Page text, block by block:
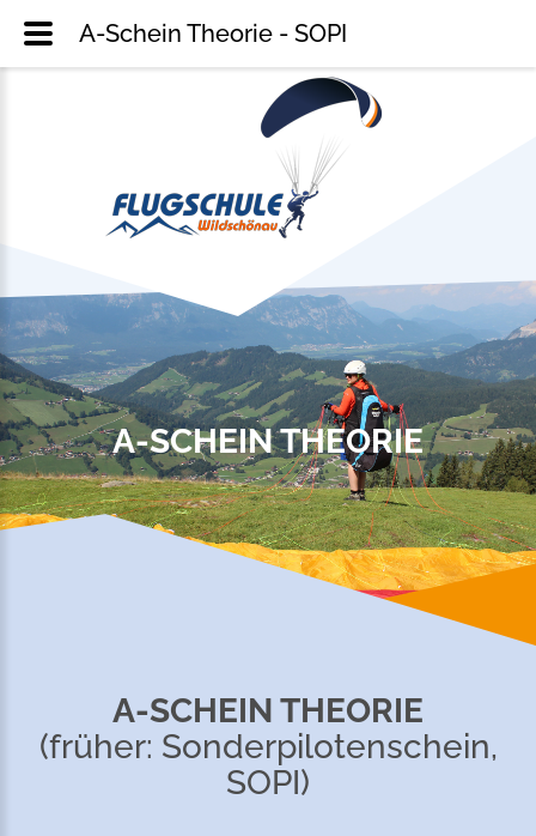
A-SCHEIN THEORIE
A-SCHEIN THEORIE
(früher: Sonderpilotenschein,
SOPI)
A-Schein Theorie - SOPI